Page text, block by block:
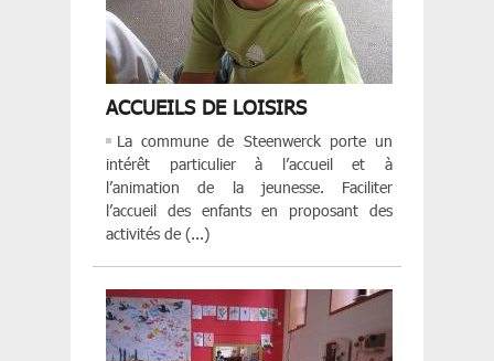
ACCUEILS DE LOISIRS
La commune de Steenwerck porte un
intérêt particulier à l’accueil et à
l’animation de la jeunesse. Faciliter
l’accueil des enfants en proposant des
activités de (...)